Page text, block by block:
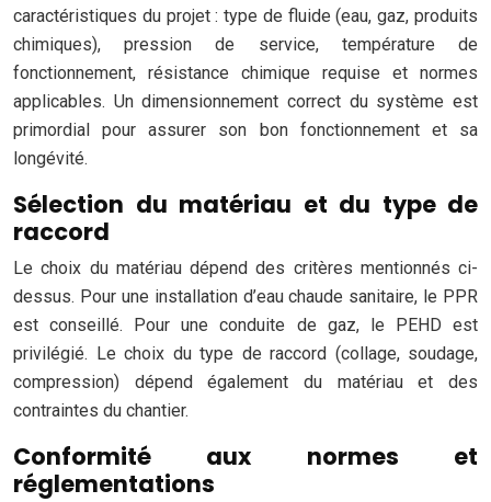
caractéristiques du projet : type de fluide (eau, gaz, produits
chimiques), pression de service, température de
fonctionnement, résistance chimique requise et normes
applicables. Un dimensionnement correct du système est
primordial pour assurer son bon fonctionnement et sa
longévité.
Sélection du matériau et du type de
raccord
Le choix du matériau dépend des critères mentionnés ci-
dessus. Pour une installation d’eau chaude sanitaire, le PPR
est conseillé. Pour une conduite de gaz, le PEHD est
privilégié. Le choix du type de raccord (collage, soudage,
compression) dépend également du matériau et des
contraintes du chantier.
Conformité aux normes et
réglementations